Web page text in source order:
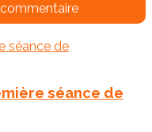
séance de